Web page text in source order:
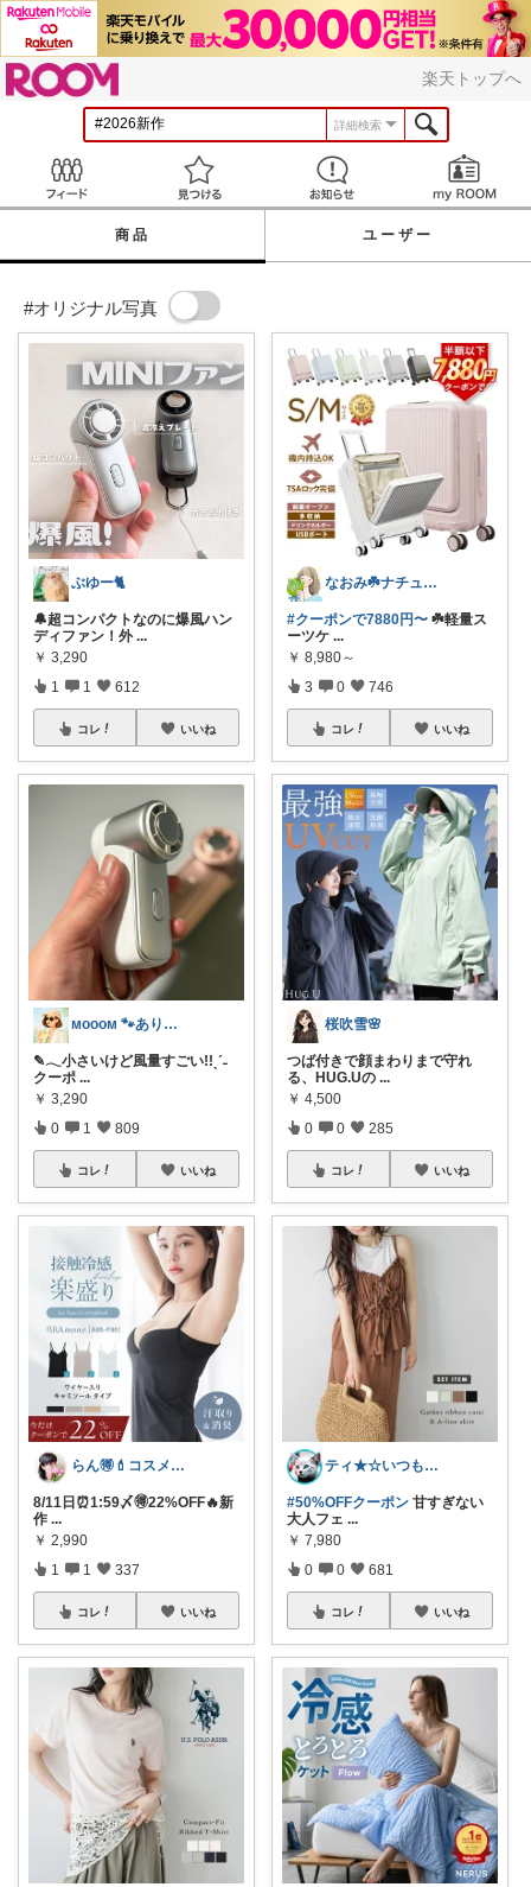
楽天トップへ
詳細検索
見つける お知らせ
商品 ユーザー
#オリジナル写真
ぶゆー🐈
🔔超コンパクトなのに爆風ハン
ディファン！外 ...
￥ 3,290
1 1 612
コレ いいね
ᴍᴏᴏᴏᴍ 🐾ありがとうございます🐹
✎𓂃小さいけど風量すごい!!ˎˊ˗
クーポ ...
￥ 3,290
0 1 809
コレ いいね
らん🉐💄コスメ&ファッション👗✨
8/11日⏰1:59〆🉐22%OFF🔥新
作 ...
￥ 2,990
1 1 337
コレ いいね
なおみ☘️ナチュラル生活
#クーポンで7880円〜 ☘️軽量ス
ーツケ ...
￥ 8,980～
3 0 746
コレ いいね
桜吹雪🌸
つば付きで顔まわりまで守れ
る、HUG.Uの ...
￥ 4,500
0 0 285
コレ いいね
ティ★☆いつもありがとうございます♪☆★
#50%OFFクーポン 甘すぎない
大人フェ ...
￥ 7,980
0 0 681
コレ いいね